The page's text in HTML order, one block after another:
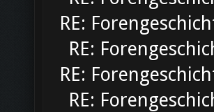
RE:
RE:
RE:
RE: